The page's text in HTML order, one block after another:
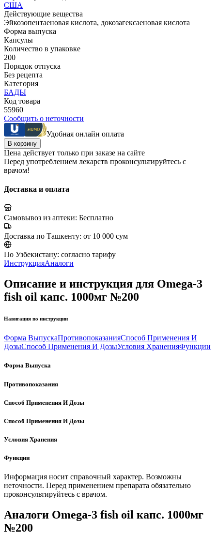
США
Действующие вещества
Эйкозопентаеновая кислота, докозагексаеновая кислота
Форма выпуска
Капсулы
Количество в упаковке
200
Порядок отпуска
Без рецепта
Категория
БАДЫ
Код товара
55960
Сообщить о неточности
Удобная онлайн оплата
В корзину
Цена действует только при заказе на сайте
Перед употреблением лекарств проконсультируйтесь с
врачом!
Доставка и оплата
Самовывоз из аптеки: Бесплатно
Доставка по Ташкенту: от 10 000 сум
По Узбекистану: согласно тарифу
ИнструкцияАналоги
Описание и инструкция для Omega-3
fish oil капс. 1000мг №200
Навигация по инструкции
Форма ВыпускаПротивопоказанияСпособ Применения И
ДозыСпособ Применения И ДозыУсловия ХраненияФункции
Форма Выпуска
Противопоказания
Способ Применения И Дозы
Способ Применения И Дозы
Условия Хранения
Функции
Информация носит справочный характер. Возможны
неточности. Перед применением препарата обязательно
проконсультируйтесь с врачом.
Аналоги Omega-3 fish oil капс. 1000мг
№200